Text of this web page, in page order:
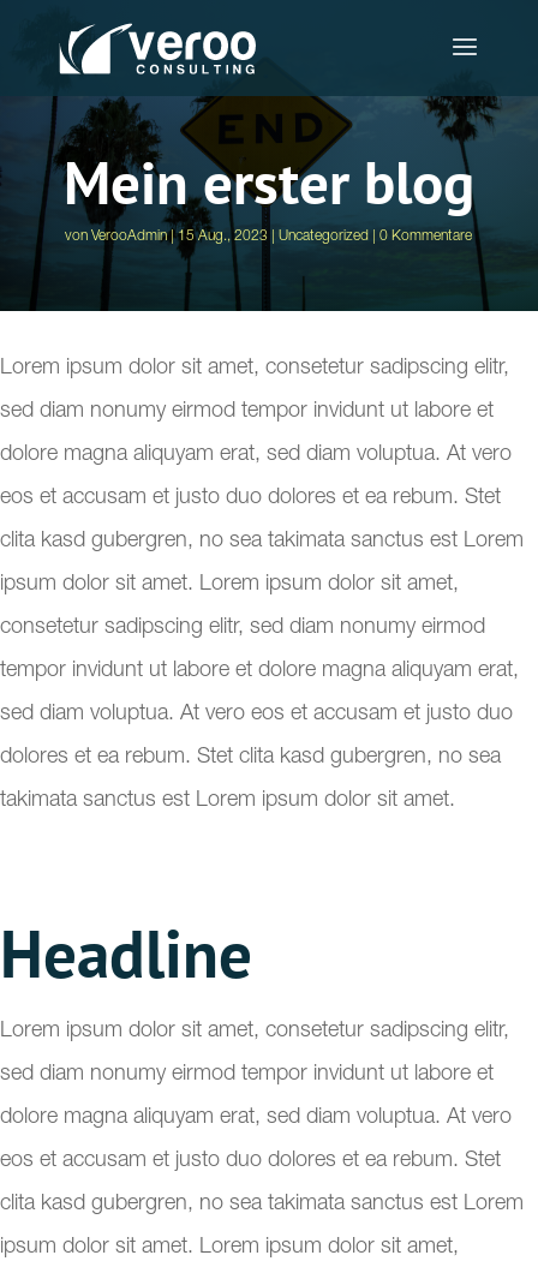
Mein erster blog
vonVerooAdmin 15 Aug., 2023 Uncategorized 0 Kommentare
Lorem ipsum dolor sit amet, consetetur sadipscing elitr,
sed diam nonumy eirmod tempor invidunt ut labore et
dolore magna aliquyam erat, sed diam voluptua. At vero
eos et accusam et justo duo dolores et ea rebum. Stet
clita kasd gubergren, no sea takimata sanctus est Lorem
ipsum dolor sit amet. Lorem ipsum dolor sit amet,
consetetur sadipscing elitr, sed diam nonumy eirmod
tempor invidunt ut labore et dolore magna aliquyam erat,
sed diam voluptua. At vero eos et accusam et justo duo
dolores et ea rebum. Stet clita kasd gubergren, no sea
takimata sanctus est Lorem ipsum dolor sit amet.
Headline
Lorem ipsum dolor sit amet, consetetur sadipscing elitr,
sed diam nonumy eirmod tempor invidunt ut labore et
dolore magna aliquyam erat, sed diam voluptua. At vero
eos et accusam et justo duo dolores et ea rebum. Stet
clita kasd gubergren, no sea takimata sanctus est Lorem
ipsum dolor sit amet. Lorem ipsum dolor sit amet,